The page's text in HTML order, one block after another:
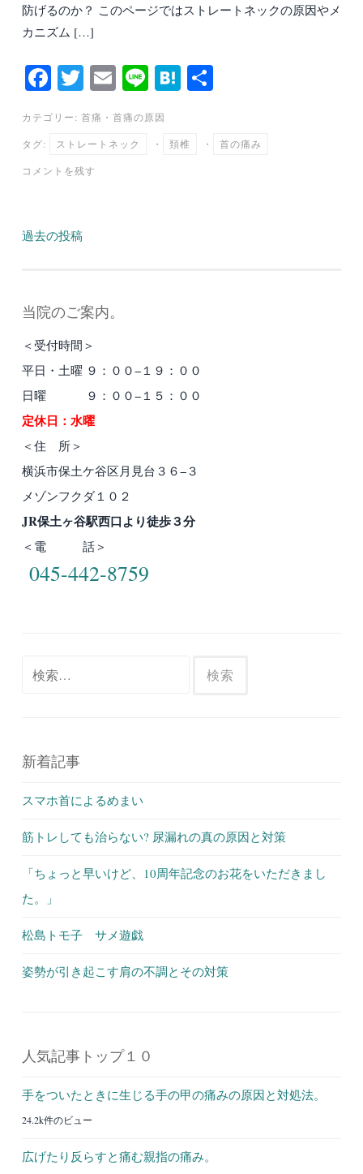
防げるのか？ このページではストレートネックの原因やメ
カニズム […]
Fa
ce
bo
ok
T
wi
tte
r
E
m
ail
Li
ne
H
a
カテゴリー: 首痛 ・ 首痛の原因
タグ: ストレートネック ・ 頚椎 ・ 首の痛み
コメントを残す
投
ビ
ゲ
シ
ョ
ン
過去の投稿
当院のご案内。
＜受付時間＞
平日・土曜 ９：００−１９：００
日曜 ９：００−１５：００
定休日：水曜
＜住 所＞
横浜市保土ケ谷区月見台３６−３
メゾンフクダ１０２
JR保土ヶ谷駅西口より徒歩３分
＜電 話＞
045-442-8759
新着記事
スマホ首によるめまい
筋トレしても治らない? 尿漏れの真の原因と対策
「ちょっと早いけど、10周年記念のお花をいただきまし
た。」
松島トモ子 サメ遊戯
姿勢が引き起こす肩の不調とその対策
人気記事トップ１０
手をついたときに生じる手の甲の痛みの原因と対処法。
24.2k件のビュー
広げたり反らすと痛む親指の痛み。